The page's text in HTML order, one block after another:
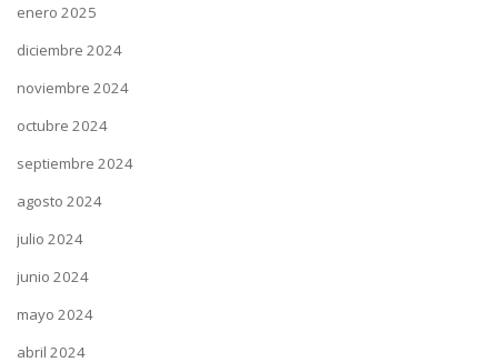
enero 2025
diciembre 2024
noviembre 2024
octubre 2024
septiembre 2024
agosto 2024
julio 2024
junio 2024
mayo 2024
abril 2024